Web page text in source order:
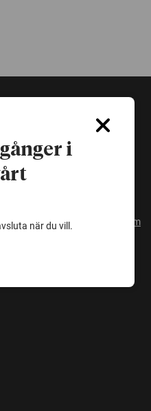
svensk forskning. Dessutom
med forskare.
Läs mer om
i
när du vill.